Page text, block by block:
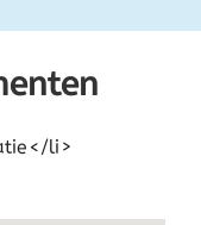
li>